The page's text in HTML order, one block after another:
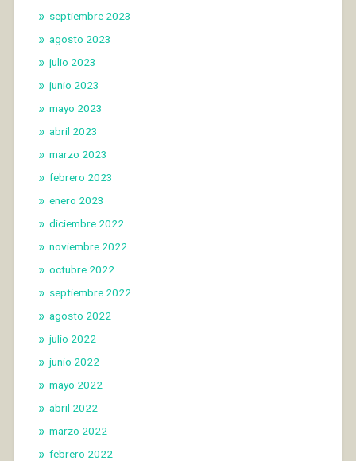
septiembre 2023
agosto 2023
julio 2023
junio 2023
mayo 2023
abril 2023
marzo 2023
febrero 2023
enero 2023
diciembre 2022
noviembre 2022
octubre 2022
septiembre 2022
agosto 2022
julio 2022
junio 2022
mayo 2022
abril 2022
marzo 2022
febrero 2022